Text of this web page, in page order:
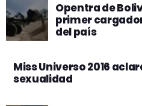
Opentra de
primer
del país
Miss Universo 2016
sexualidad